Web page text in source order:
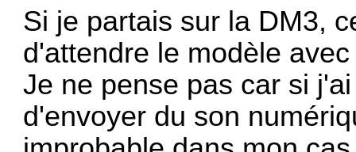
Si je partais sur la DM3,
d'attendre le modèle
Je ne pense pas car si
d'envoyer du son